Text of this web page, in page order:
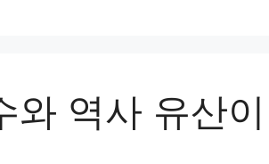
와 역사 유산이